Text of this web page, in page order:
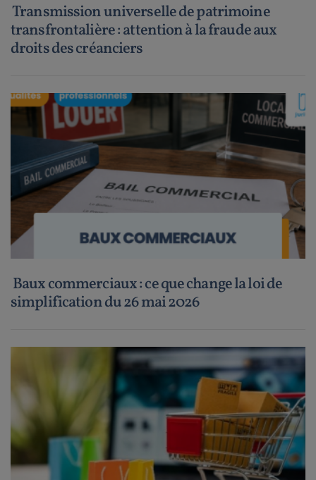
Transmission universelle de patrimoine
transfrontalière : attention à la fraude aux
droits des créanciers
Baux commerciaux : ce que change la loi de
simplification du 26 mai 2026